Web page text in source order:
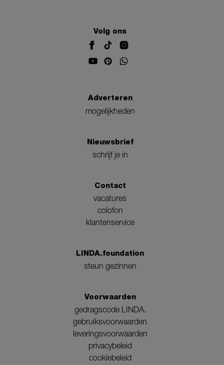
Volg ons
Adverteren
mogelijkheden
Nieuwsbrief
schrijf je in
Contact
vacatures
colofon
klantenservice
LINDA.foundation
steun gezinnen
Voorwaarden
gedragscode LINDA.
gebruiksvoorwaarden
leveringsvoorwaarden
privacybeleid
cookiebeleid